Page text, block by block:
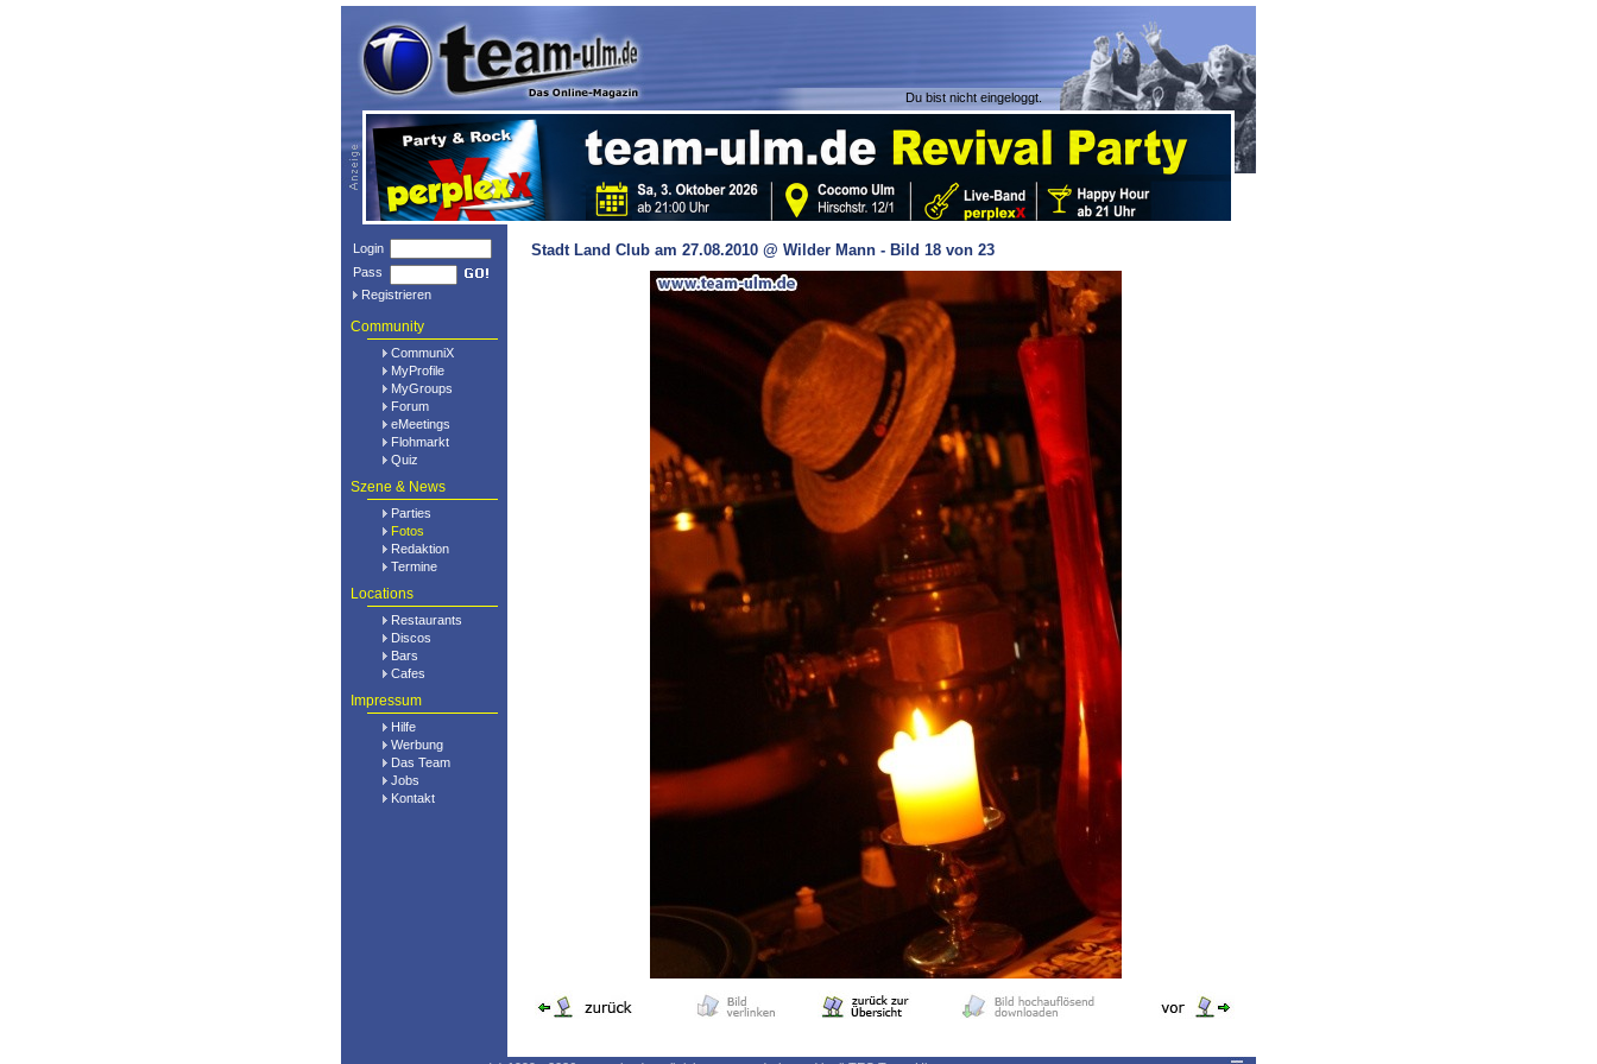
Du bist nicht eingeloggt.
Login
Pass
Registrieren
Community
CommuniX
MyProfile
MyGroups
Forum
eMeetings
Flohmarkt
Quiz
Szene & News
Parties
Fotos
Redaktion
Termine
Locations
Restaurants
Discos
Bars
Cafes
Impressum
Hilfe
Werbung
Das Team
Jobs
Kontakt
Stadt Land Club am 27.08.2010 @ Wilder Mann - Bild 18 von 23